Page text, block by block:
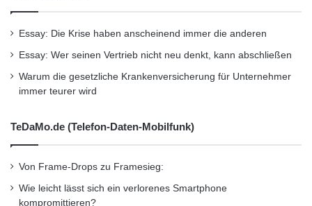
Wartungskosten deutlich.
Digitale Systeme frühzeitig
nutzen
Sensoren. Diese erkennen Abweichungen und
melden Probleme frühzeitig. Warnanzeigen
sollten ernst genommen werden. Ein
Essay: Die Krise haben anscheinend immer die anderen
Essay: Wer seinen Vertrieb nicht neu denkt, kann abschließen
Warum die gesetzliche Krankenversicherung für Unternehmer
immer teurer wird
TeDaMo.de (Telefon-Daten-Mobilfunk)
Von Frame-Drops zu Framesieg:
Wie leicht lässt sich ein verlorenes Smartphone
kompromittieren?